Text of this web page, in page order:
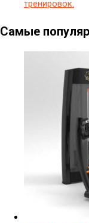
тренировок.
Самые